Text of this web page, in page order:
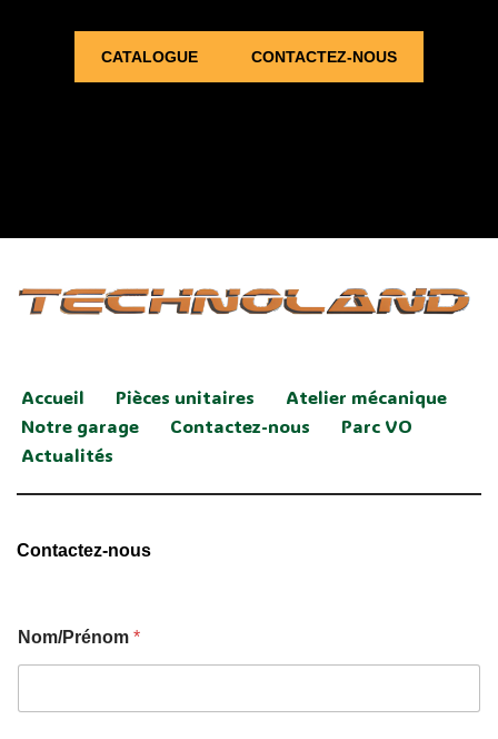
CATALOGUE CONTACTEZ-NOUS
Accueil Pièces unitaires
Atelier mécanique
Notre garage
Contactez-nous
Parc VO
Actualités
Contactez-nous
Nom/Prénom *